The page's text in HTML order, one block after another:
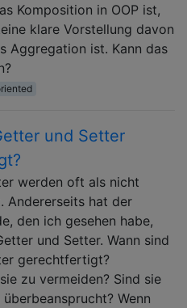
Komposition in OOP ist,
klare Vorstellung davon
Aggregation ist. Kann das
und Setter
werden oft als nicht
Andererseits hat der
den ich gesehen habe,
und Setter. Wann sind
gerechtfertigt?
zu vermeiden? Sind sie
Wenn